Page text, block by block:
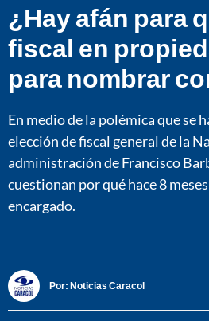
¿Hay afán para
fiscal en
para nombrar
En medio de la polémica que se
elección de fiscal general de la
administración de Francisco
cuestionan por qué hace 8
encargado.
Por: Noticias Caracol